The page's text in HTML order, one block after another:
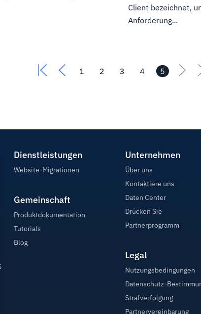
Client bezeichnet,
Anforderung...
1 2 3 4 5
Dienstleistungen
Website-Migrationen
Gemeinschaft
Produktdokumentation
Tutorials
Blog
Unternehmen
Über uns
Kontaktiere uns
Daten Center
Drücken Sie
Partnerprogramm
Legal
Nutzungsbedingungen
Datenschutz-
Strafverfolgung
Partnervereinbarung